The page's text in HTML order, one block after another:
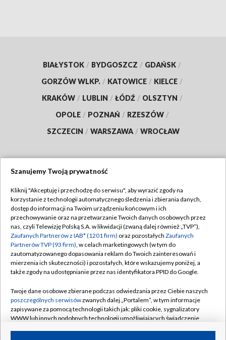
BIAŁYSTOK / BYDGOSZCZ / GDAŃSK /
GORZÓW WLKP. / KATOWICE / KIELCE /
KRAKÓW / LUBLIN / ŁÓDŹ / OLSZTYN /
OPOLE / POZNAŃ / RZESZÓW /
SZCZECIN / WARSZAWA / WROCŁAW
TVP
Abonament TVP
Emisja w TVP
Centrum informacji TVP
Naziemna Telewizja Cyfrowa
Rada Programowa
System NOS
Informacje o nadawcy
Regulamin TVP
Polityka prywatności
Moje zgody
Pomoc
Kontakt
Kanały
Szanujemy Twoją prywatność
Kliknij "Akceptuję i przechodzę do serwisu", aby wyrazić zgody na
korzystanie z technologii automatycznego śledzenia i zbierania danych,
dostęp do informacji na Twoim urządzeniu końcowym i ich
przechowywanie oraz na przetwarzanie Twoich danych osobowych przez
nas, czyli Telewizję Polską S.A. w likwidacji (zwaną dalej również „TVP”),
Zaufanych Partnerów z IAB* (1201 firm) oraz pozostałych Zaufanych
Partnerów TVP (93 firm), w celach marketingowych (w tym do
zautomatyzowanego dopasowania reklam do Twoich zainteresowań i
mierzenia ich skuteczności) i pozostałych, które wskazujemy poniżej, a
także zgody na udostępnianie przez nas identyfikatora PPID do Google.
Twoje dane osobowe zbierane podczas odwiedzania przez Ciebie naszych
poszczególnych serwisówzwanych dalej „Portalem”, w tym informacje
zapisywane za pomocą technologii takich jak: pliki cookie, sygnalizatory
WWW lub innych podobnych technologii umożliwiających świadczenie